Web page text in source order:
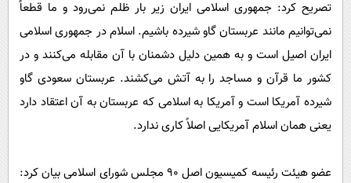
تصریح کرد: جمهوری اسلامی ایران زیر بار ظلم نمی‌رود و ما قطعاً
نمی‌توانیم مانند عربستان گاو شیرده باشیم. اسلام در جمهوری اسلامی
ایران اصیل است و به همین دلیل دشمنان با آن مقابله می‌کنند و در
کشور ما قرآن و مساجد را به آتش می‌کشند. عربستان سعودی گاو
شیرده آمریکا است و آمریکا به اسلامی که عربستان به آن اعتقاد دارد
یعنی همان اسلام آمریکایی اصلاً کاری ندارد.
عضو هیئت رئیسه کمیسیون اصل ۹۰ مجلس شورای اسلامی بیان کرد: